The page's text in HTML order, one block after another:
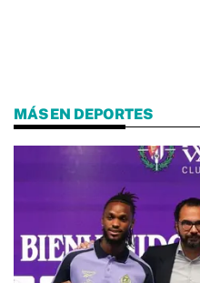
MÁS EN DEPORTES